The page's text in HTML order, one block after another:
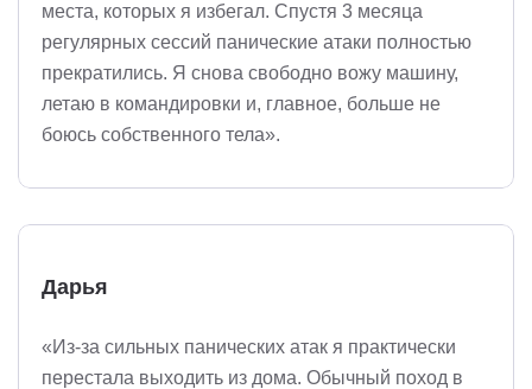
места, которых я избегал. Спустя 3 месяца
регулярных сессий панические атаки полностью
прекратились. Я снова свободно вожу машину,
летаю в командировки и, главное, больше не
боюсь собственного тела».
Дарья
«Из-за сильных панических атак я практически
перестала выходить из дома. Обычный поход в